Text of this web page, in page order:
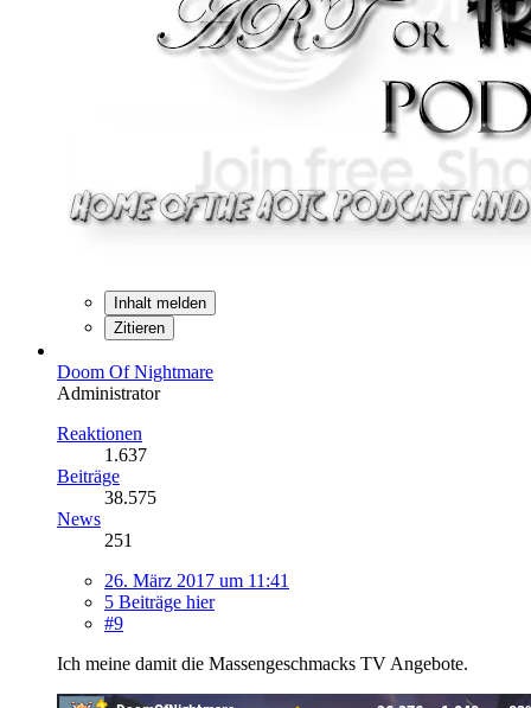
Inhalt melden
Zitieren
Doom Of Nightmare
Administrator
Reaktionen
1.637
Beiträge
38.575
News
251
26. März 2017 um 11:41
5 Beiträge hier
#9
Ich meine damit die Massengeschmacks TV Angebote.